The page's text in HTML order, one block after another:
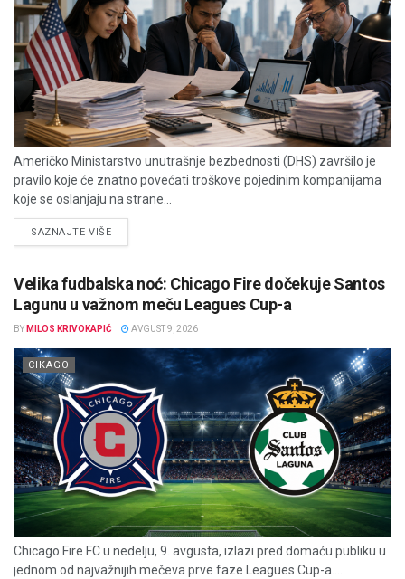
Američko Ministarstvo unutrašnje bezbednosti (DHS) završilo je
pravilo koje će znatno povećati troškove pojedinim kompanijama
koje se oslanjaju na strane...
SAZNAJTE VIŠEDETAILS
Velika fudbalska noć: Chicago Fire dočekuje Santos
Lagunu u važnom meču Leagues Cup-a
BY MILOS KRIVOKAPIĆ AVGUST 9, 2026
CIKAGO
Chicago Fire FC u nedelju, 9. avgusta, izlazi pred domaću publiku u
jednom od najvažnijih mečeva prve faze Leagues Cup-a....